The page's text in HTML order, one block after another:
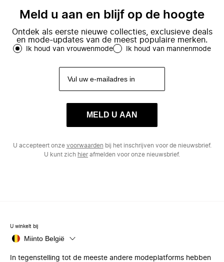
Meld u aan en blijf op de hoogte
Ontdek als eerste nieuwe collecties, exclusieve deals
en mode-updates van de meest populaire merken.
Ik houd van vrouwenmode Ik houd van mannenmode
MELD U AAN
U accepteert onze voorwaarden bij het inschrijven voor de nieuwsbrief.
U kunt zich hierafmelden voor onze nieuwsbrief.
U winkelt bij
Miinto België
In tegenstelling tot de meeste andere modeplatforms hebben